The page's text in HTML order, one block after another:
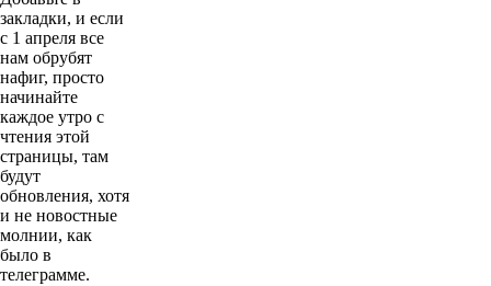
закладки, и если
с 1 апреля все
нам обрубят
нафиг, просто
начинайте
каждое утро с
чтения этой
страницы, там
будут
обновления, хотя
и не новостные
молнии, как
было в
телеграмме.